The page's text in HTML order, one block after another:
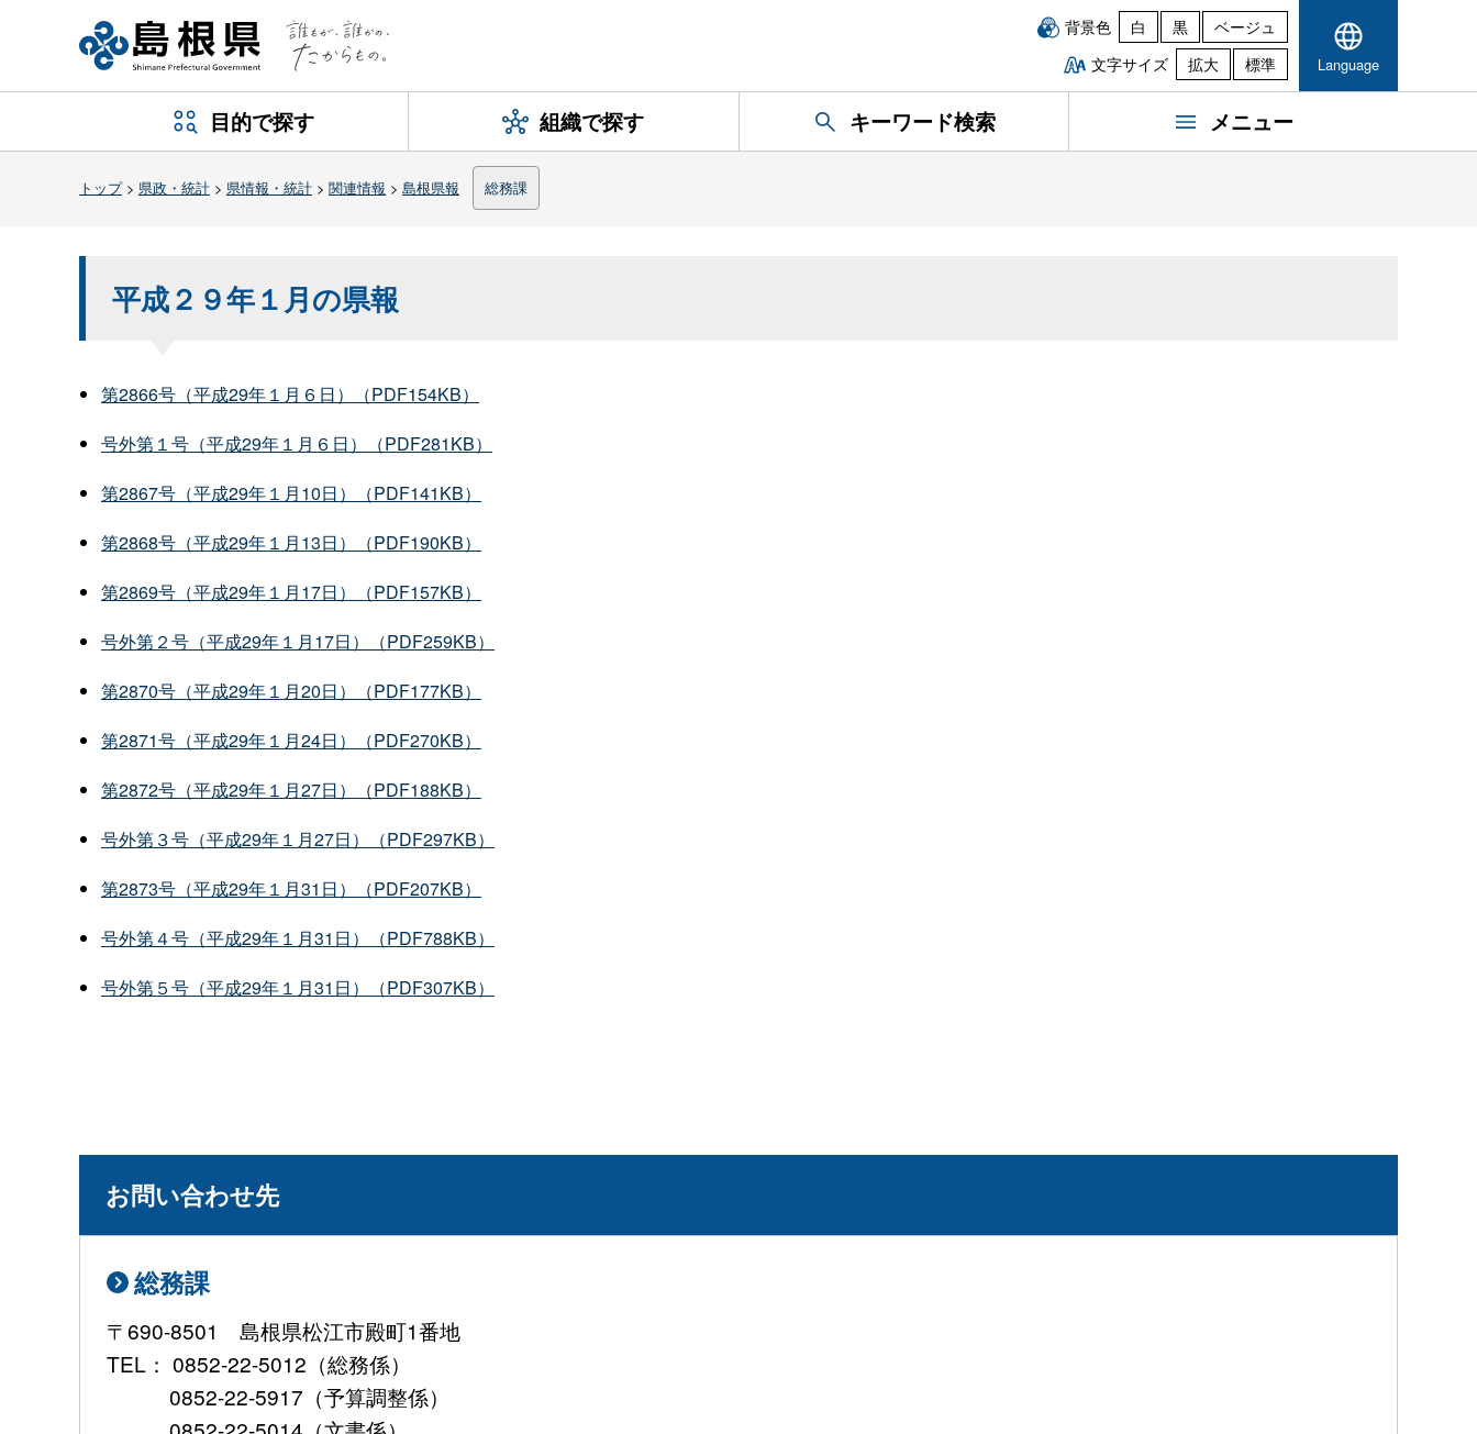
背景色 白 黒
ベージュ
文字サイズ
拡大 標準 Language
目的で探す 組織で探す キーワード検索 メニュー
トップ> 県政・統計 > 県情報・統計 > 関連情報 > 島根県報 総務課
平成２９年１月の県報
第2866号（平成29年１月６日）（PDF154KB）
号外第１号（平成29年１月６日）（PDF281KB）
第2867号（平成29年１月10日）（PDF141KB）
第2868号（平成29年１月13日）（PDF190KB）
第2869号（平成29年１月17日）（PDF157KB）
号外第２号（平成29年１月17日）（PDF259KB）
第2870号（平成29年１月20日）（PDF177KB）
第2871号（平成29年１月24日）（PDF270KB）
第2872号（平成29年１月27日）（PDF188KB）
号外第３号（平成29年１月27日）（PDF297KB）
第2873号（平成29年１月31日）（PDF207KB）
号外第４号（平成29年１月31日）（PDF788KB）
号外第５号（平成29年１月31日）（PDF307KB）
お問い合わせ先
総務課
〒690-8501 島根県松江市殿町1番地
TEL： 0852-22-5012（総務係）
0852-22-5917（予算調整係）